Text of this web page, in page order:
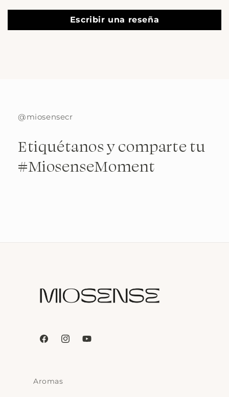
Escribir una reseña
@miosensecr
Etiquétanos y comparte tu
#MiosenseMoment
FacebookInstagramYouTube
Aromas